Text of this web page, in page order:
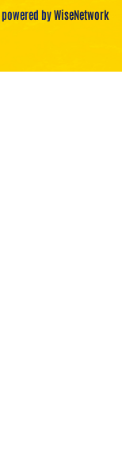
powered byWiseNetwork